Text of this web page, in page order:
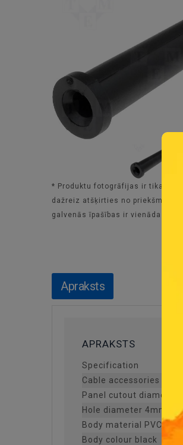
* Produktu fotogrāfijas ir tikai
dažreiz atšķirties no priekšmeta
galvenās īpašības ir vienādas.
Apraksts
APRAKSTS
Specification
Cable accessories
Panel cutout diameter
Hole diameter 4mm
Body material PVC
Body colour black